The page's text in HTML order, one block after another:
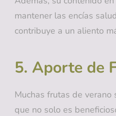
mantener las encías
contribuye a un aliento
5. Aporte de
Muchas frutas de verano
que no solo es